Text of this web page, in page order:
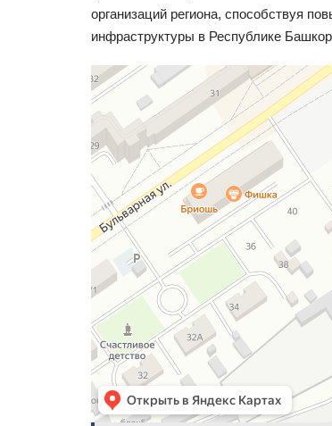
организаций региона, способствуя
инфраструктуры в Республике